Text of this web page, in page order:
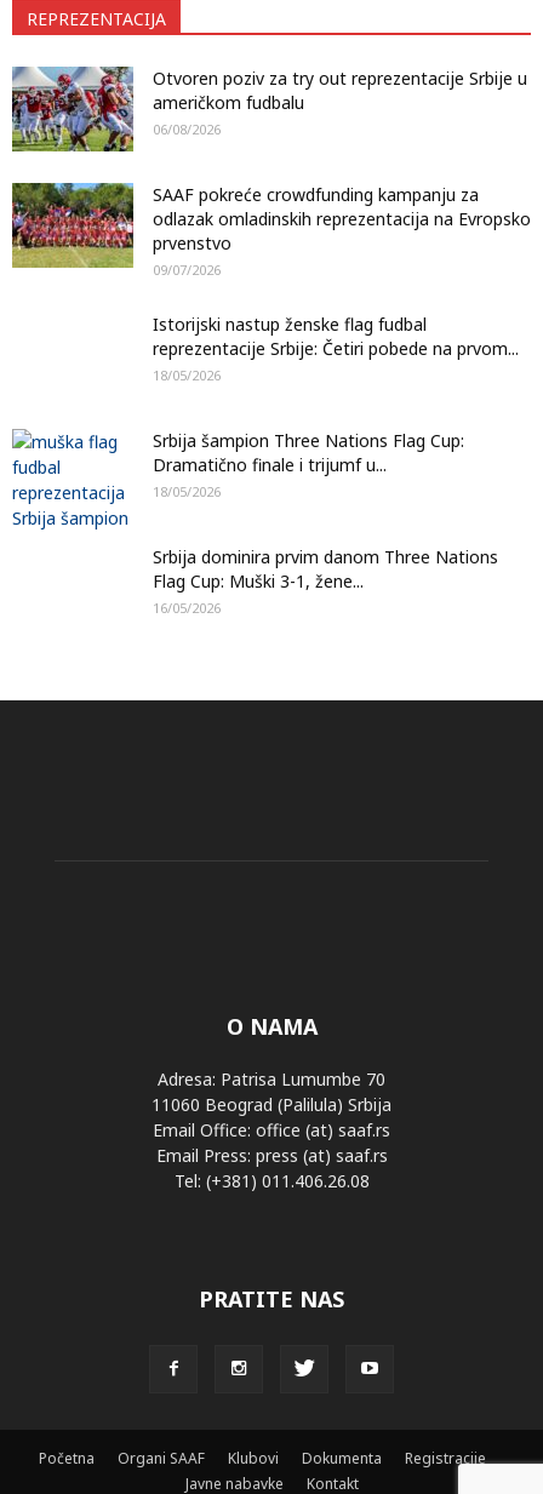
REPREZENTACIJA
Otvoren poziv za try out reprezentacije Srbije u
američkom fudbalu
06/08/2026
SAAF pokreće crowdfunding kampanju za
odlazak omladinskih reprezentacija na Evropsko
prvenstvo
09/07/2026
Istorijski nastup ženske flag fudbal
reprezentacije Srbije: Četiri pobede na prvom...
18/05/2026
Srbija šampion Three Nations Flag Cup:
Dramatično finale i trijumf u...
18/05/2026
Srbija dominira prvim danom Three Nations
Flag Cup: Muški 3-1, žene...
16/05/2026
O NAMA
Adresa: Patrisa Lumumbe 70
11060 Beograd (Palilula) Srbija
Email Office: office (at) saaf.rs
Email Press: press (at) saaf.rs
Tel: (+381) 011.406.26.08
PRATITE NAS
Početna Organi SAAF Klubovi Dokumenta
Registracije
Javne nabavke
Kontakt